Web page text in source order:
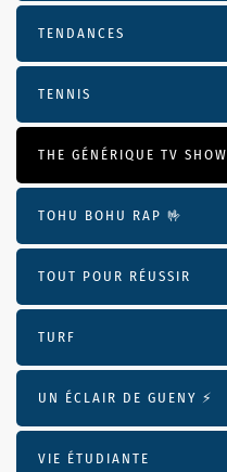
TENDANCES
TENNIS
THE GÉNÉRIQUE TV SHOW
TOHU BOHU RAP 🤟
TOUT POUR RÉUSSIR
TURF
UN ÉCLAIR DE GUENY ⚡️
VIE ÉTUDIANTE